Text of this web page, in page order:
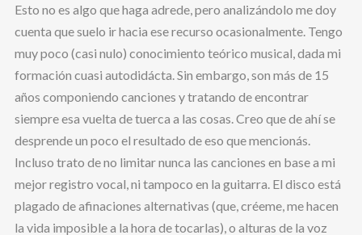
Esto no es algo que haga adrede, pero analizándolo me doy
cuenta que suelo ir hacia ese recurso ocasionalmente. Tengo
muy poco (casi nulo) conocimiento teórico musical, dada mi
formación cuasi autodidácta. Sin embargo, son más de 15
años componiendo canciones y tratando de encontrar
siempre esa vuelta de tuerca a las cosas. Creo que de ahí se
desprende un poco el resultado de eso que mencionás.
Incluso trato de no limitar nunca las canciones en base a mi
mejor registro vocal, ni tampoco en la guitarra. El disco está
plagado de afinaciones alternativas (que, créeme, me hacen
la vida imposible a la hora de tocarlas), o alturas de la voz